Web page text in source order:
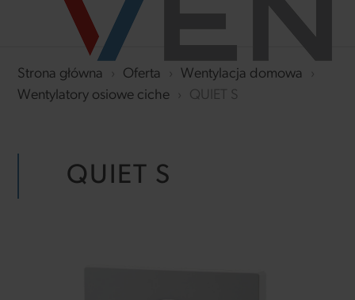
Strona główna › Oferta › Wentylacja domowa
›
Wentylatory osiowe ciche
› QUIET S
QUIET S